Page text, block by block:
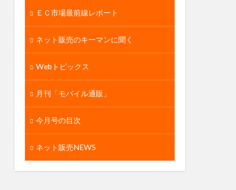
ＥＣ市場最前線レポート
ネット販売のキーマンに聞く
Webトピックス
月刊「モバイル通販」
今月号の目次
ネット販売NEWS